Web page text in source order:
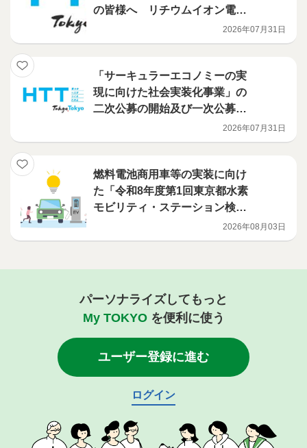
の皆様へ リチウムイオン電池
火災対策を、都が支援します
（電池検知機・火災検知機等の
2026年07月31日
「サーキュラーエコノミーの実
現に向けた社会実装化事業」の
二次公募の開始及び一次公募の
2026年07月31日
燃料電池商用車等の実装に向け
た「令和8年度第1回東京都水素
モビリティ・ステーション検討
ワーキンググループ」の開催に
ついて
2026年08月03日
パーソナライズしてもっと
My TOKYOを便利に使う
ユーザー登録に進む
ログイン